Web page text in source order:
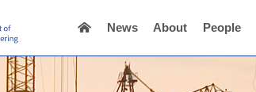
News About People